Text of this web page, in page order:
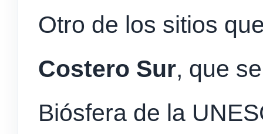
Otro de los sitios
Costero Sur, que
Biósfera de la